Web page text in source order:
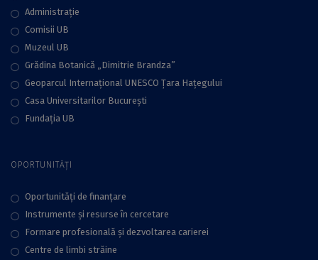
Administraţie
Comisii UB
Muzeul UB
Grădina Botanică „Dimitrie Brandza”
Geoparcul Internațional UNESCO Țara Hațegului
Casa Universitarilor București
Fundaţia UB
OPORTUNITĂȚI
Oportunități de finanțare
Instrumente și resurse în cercetare
Formare profesională și dezvoltarea carierei
Centre de limbi străine